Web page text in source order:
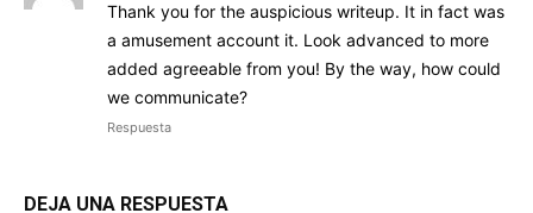
Thank you for the auspicious writeup. It in fact was
a amusement account it. Look advanced to more
added agreeable from you! By the way, how could
we communicate?
Respuesta
DEJA UNA RESPUESTA